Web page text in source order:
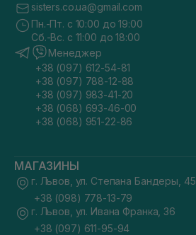
sisters.co.ua@gmail.com
Пн.-Пт. с 10:00 до 19:00
Сб.-Вс. с 11:00 до 18:00
Менеджер
+38 (097) 612-54-81
+38 (097) 788-12-88
+38 (097) 983-41-20
+38 (068) 693-46-00
+38 (068) 951-22-86
МАГАЗИНЫ
г. Львов, ул. Степана Бандеры, 45
+38 (098) 778-13-79
г. Львов, ул. Ивана Франка, 36
+38 (097) 611-95-94